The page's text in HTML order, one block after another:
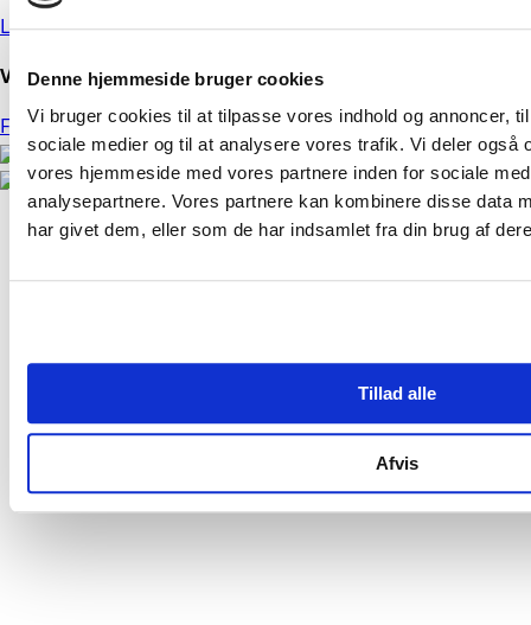
Denne hjemmeside bruger cookies
Vi bruger cookies til at tilpasse vores indhold og annoncer,
sociale medier og til at analysere vores trafik. Vi deler også
vores hjemmeside med vores partnere inden for sociale
analysepartnere. Vores partnere kan kombinere disse data
har givet dem, eller som de har indsamlet fra din brug af
Tillad alle
Afvis
LinkedIn
Vi har teknikere i hele landet
Find dem her